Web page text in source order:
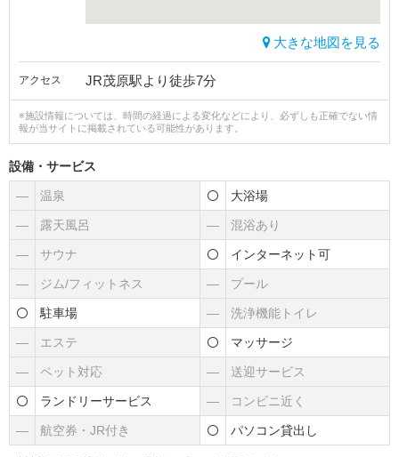
大きな地図を見る
アクセス JR茂原駅より徒歩7分
※施設情報については、時間の経過による変化などにより、必ずしも正確でない情
報が当サイトに掲載されている可能性があります。
設備・サービス
― 温泉 大浴場
― 露天風呂 ― 混浴あり
― サウナ インターネット可
― ジム/フィットネス ― プール
駐車場 ― 洗浄機能トイレ
― エステ マッサージ
― ペット対応 ― 送迎サービス
ランドリーサービス ― コンビニ近く
― 航空券・JR付き パソコン貸出し